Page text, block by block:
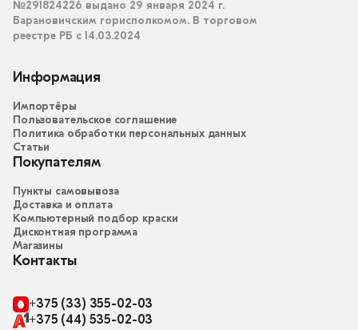
№291824226 выдано 29 января 2024 г.
Барановичским горисполкомом. В торговом
реестре РБ с 14.03.2024
Информация
Импортёры
Пользовательское соглашение
Политика обработки персональных данных
Статьи
Покупателям
Пункты самовывоза
Доставка и оплата
Компьютерный подбор краски
Дисконтная программа
Магазины
Контакты
+375 (33) 355-02-03
+375 (44) 535-02-03